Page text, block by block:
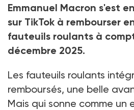
Emmanuel Macron s'est
sur TikTok à rembourser
fauteuils roulants à
décembre 2025.
Les fauteuils roulants
remboursés, une belle
Mais qui sonne comme un